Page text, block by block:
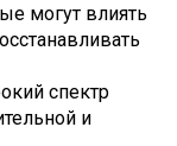
могут влиять
спектр
и